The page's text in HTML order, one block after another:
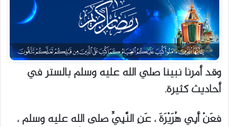
وقد أمرنا نبينا صلي الله عليه وسلم بالستر في
أحاديث كثيرة.
فعَنْ أَبِي هُرَيْرَةَ ، عَنِ النَّبِيِّ صلى الله عليه وسلم ،